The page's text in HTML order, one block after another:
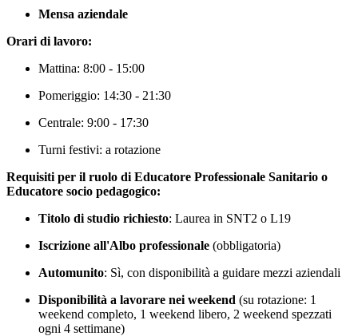
Mensa aziendale
Orari di lavoro:
Mattina: 8:00 - 15:00
Pomeriggio: 14:30 - 21:30
Centrale: 9:00 - 17:30
Turni festivi: a rotazione
Requisiti per il ruolo di Educatore Professionale Sanitario o
Educatore socio pedagogico:
Titolo di studio richiesto: Laurea in SNT2 o L19
Iscrizione all'Albo professionale (obbligatoria)
Automunito: Sì, con disponibilità a guidare mezzi aziendali
Disponibilità a lavorare nei weekend (su rotazione: 1
weekend completo, 1 weekend libero, 2 weekend spezzati
ogni 4 settimane)